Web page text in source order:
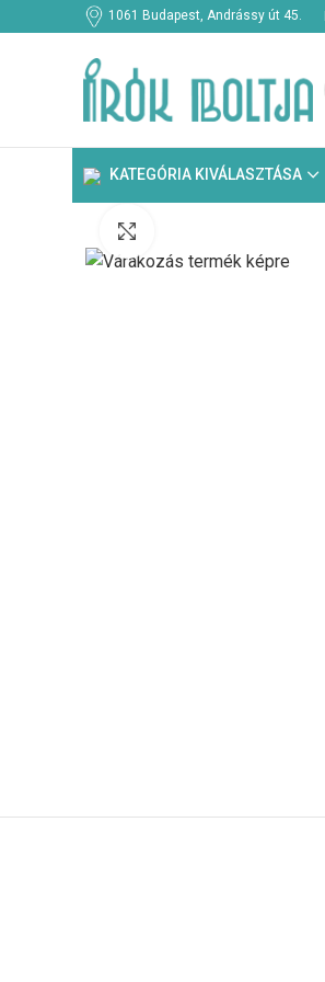
1061 Budapest, Andrássy út 45.
KATEGÓRIA KIVÁLASZTÁSA